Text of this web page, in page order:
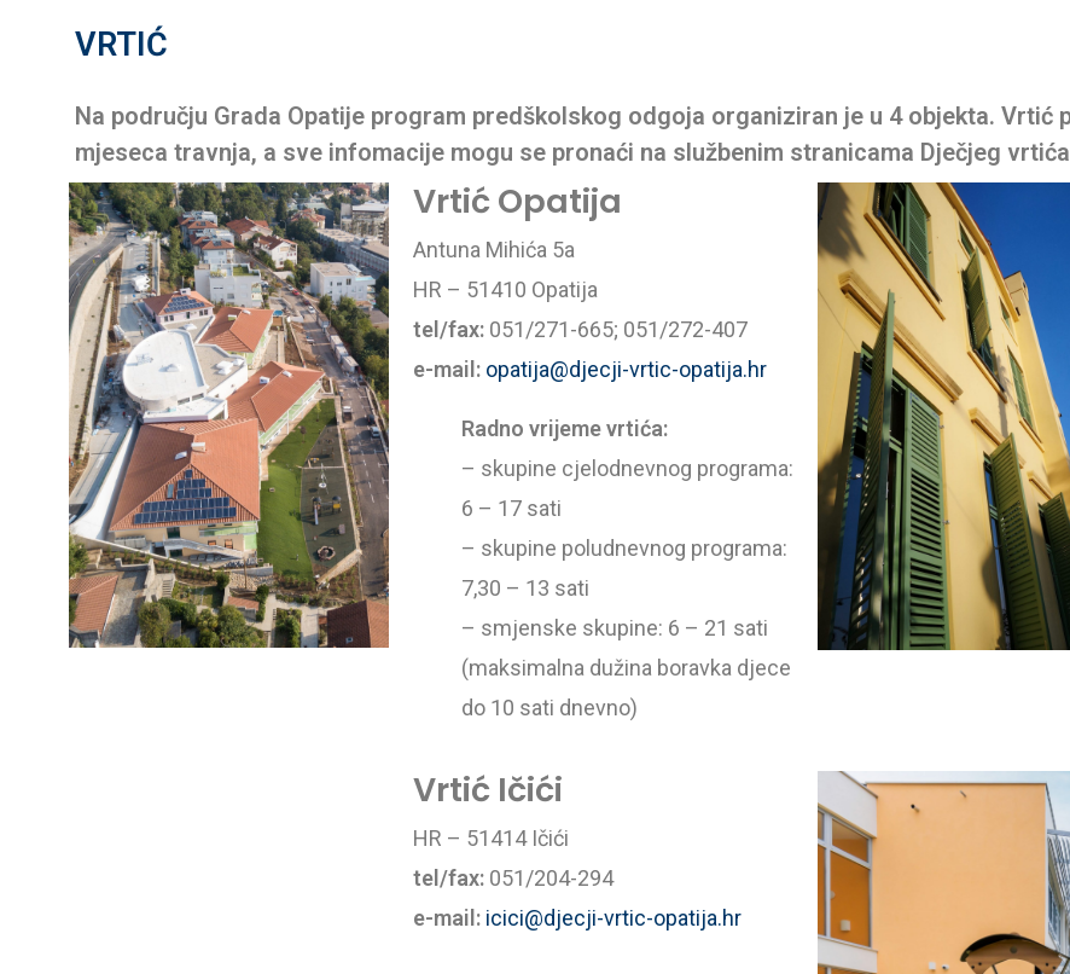
VRTIĆ
Na području Grada Opatije program predškolskog odgoja organiziran je u 4 objekta. Vrtić
mjeseca travnja, a sve infomacije mogu se pronaći na službenim stranicama Dječjeg
Vrtić Opatija
Antuna Mihića 5a
HR – 51410 Opatija
tel/fax: 051/271-665; 051/272-407
e-mail: opatija@djecji-vrtic-opatija.hr
Radno vrijeme vrtića:
– skupine cjelodnevnog programa:
6 – 17 sati
– skupine poludnevnog programa:
7,30 – 13 sati
– smjenske skupine: 6 – 21 sati
(maksimalna dužina boravka djece
do 10 sati dnevno)
Vrtić Ičići
HR – 51414 Ičići
tel/fax: 051/204-294
e-mail: icici@djecji-vrtic-opatija.hr